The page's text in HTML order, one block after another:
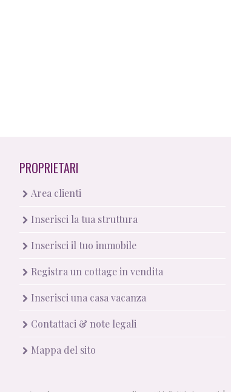
PROPRIETARI
Area clienti
Inserisci la tua struttura
Inserisci il tuo immobile
Registra un cottage in vendita
Inserisci una casa vacanza
Contattaci & note legali
Mappa del sito